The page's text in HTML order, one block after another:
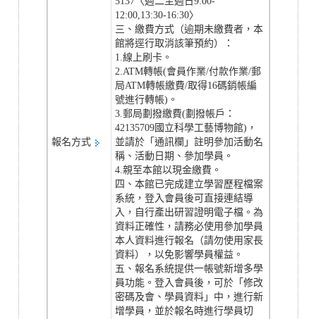
報名方式
12:00,13:30-16:30〉
三、繳費方式（逾期未繳費者，本
館將逕行取消該筆預約）：
1.線上刷卡。
2.ATM轉帳(會員作業/付款作業/郵
局ATM轉帳繳費/取得16碼銷帳編
號進行轉帳)。
3.郵局劃撥繳費(劃撥帳戶：
42135709國立科學工藝博物館)，
並請於「通訊欄」註明參加活動名
稱、活動日期、參加學員。
4.親至本館以現金繳費。
四、本館已完成建立學習歷程檔案
系統，登入會員後可直接連結導
入，自行產出研習證明電子檔。為
資料正確性，請務必使用參加學員
本人資料進行報名（請勿使用家長
資料），以免影響學員權益。
五、報名系統提供一帳號新增多學
員功能。登入會員後，可於「修改
密碼及會、學員資料」中，進行新
增學員，並於報名時進行學員切